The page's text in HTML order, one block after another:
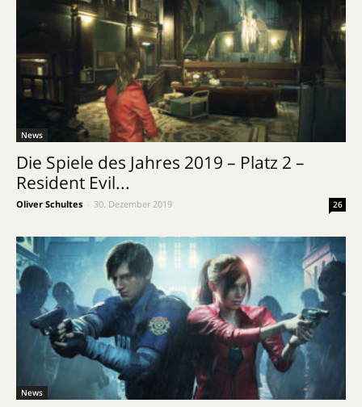
News
Die Spiele des Jahres 2019 – Platz 2 –
Resident Evil...
Oliver Schultes 30. Dezember 2019 26
News